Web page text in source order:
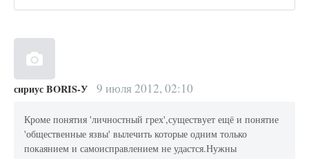
сириус BORIS-У 9 июля 2012, 02:10
Кроме понятия 'личностный грех',существует ещё и понятие
'общественные язвы' вылечить которые одним только
покаянием и самоисправлением не удастся.Нужны